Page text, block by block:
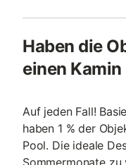
Haben die
einen
Auf jeden Fall!
haben 1 % der
Pool. Die ideale
Sommermonate